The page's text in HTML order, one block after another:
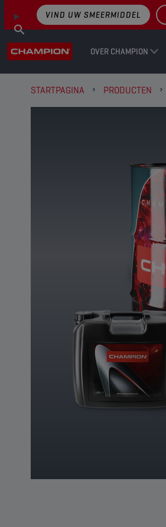
OVER CHAMPION
VIND UW SMEERMIDDEL
STARTPAGINA PRODUCTEN